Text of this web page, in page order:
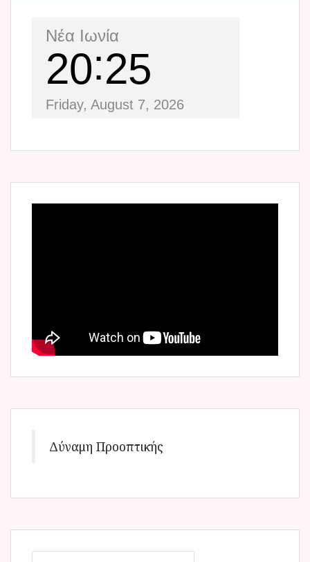
Νέα Ιωνία
20 25
Friday, August 7, 2026
Δύναμη Προοπτικής